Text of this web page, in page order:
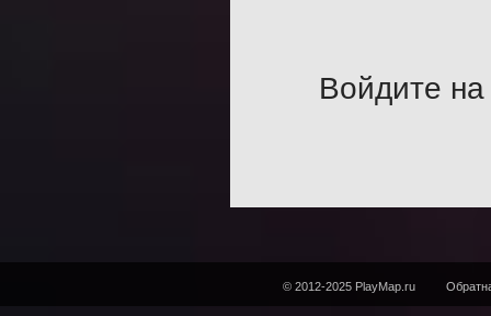
Войдите на
© 2012-2025 PlayMap.ru